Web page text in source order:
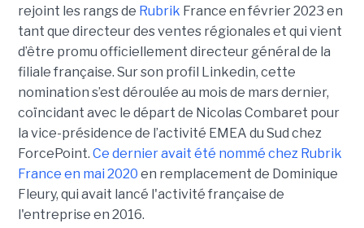
rejoint les rangs de Rubrik France en février 2023 en
tant que directeur des ventes régionales et qui vient
d’être promu officiellement directeur général de la
filiale française. Sur son profil Linkedin, cette
nomination s’est déroulée au mois de mars dernier,
coïncidant avec le départ de Nicolas Combaret pour
la vice-présidence de l’activité EMEA du Sud chez
ForcePoint. Ce dernier avait été nommé chez Rubrik
France en mai 2020 en remplacement de Dominique
Fleury, qui avait lancé l'activité française de
l'entreprise en 2016.